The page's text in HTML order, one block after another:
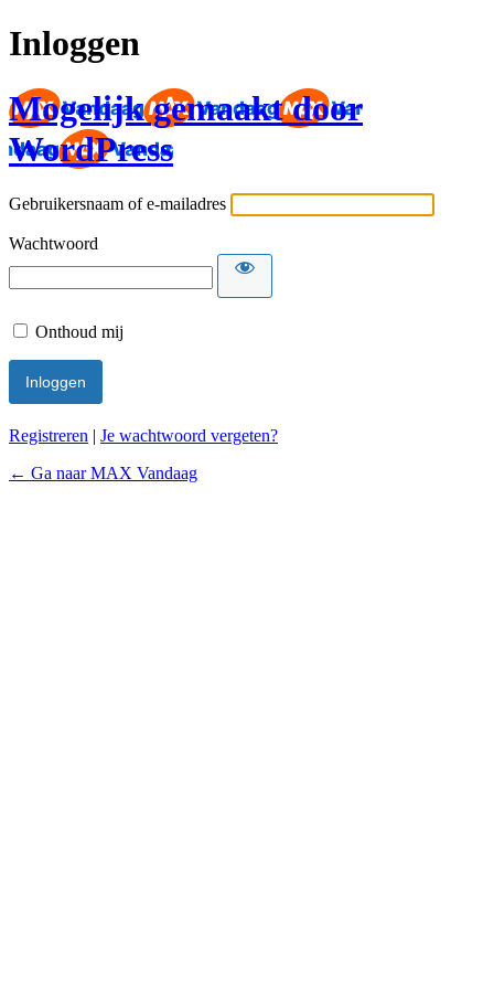
Inloggen
Mogelijk gemaakt door
WordPress
Gebruikersnaam of e-mailadres
Wachtwoord
Onthoud mij
Registreren | Je wachtwoord vergeten?
← Ga naar MAX Vandaag